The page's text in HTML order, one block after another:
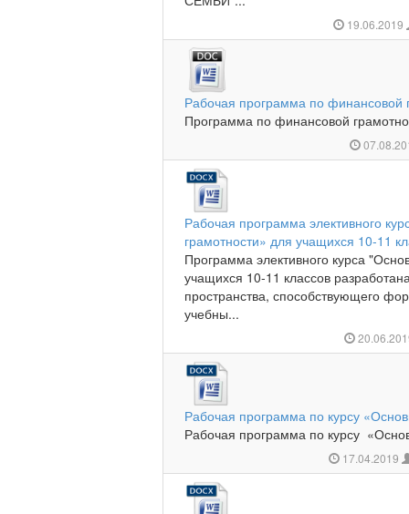
19.06.2019
Рабочая программа по финансовой
Программа по финансовой
Рабочая программа элективного
грамотности» для учащихся 10-11
Программа элективного курса
учащихся 10-11 классов
пространства, способствующего
учебны...
Рабочая программа по курсу
Рабочая программа по курсу
17.04.2019